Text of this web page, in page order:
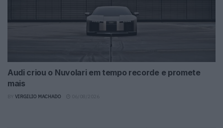
Audi criou o Nuvolari em tempo recorde e promete
mais
VIRGILIO MACHADO